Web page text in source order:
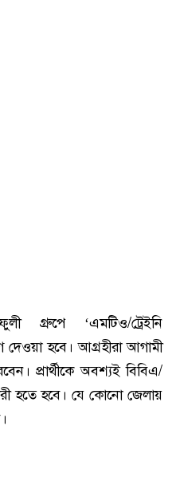
গ্রুপে ‘এমটিও/ট্রেইনি
হবে। আগ্রহীরা আগামী
প্রার্থীকে অবশ্যই বিবিএ/
হতে হবে। যে কোনো জেলায়